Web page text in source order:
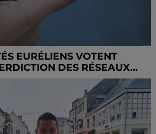
EURÉLIENS VOTENT
DES RÉSEAUX...